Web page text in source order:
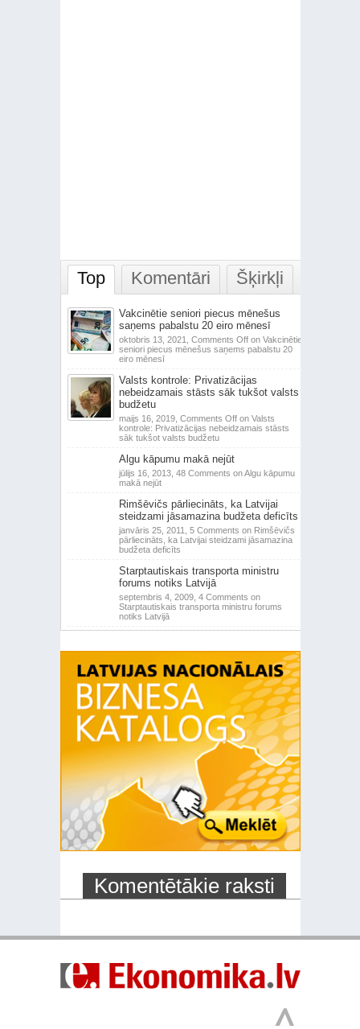
Top Komentāri Šķirkļi
Vakcinētie seniori piecus mēnešus
saņems pabalstu 20 eiro mēnesī
oktobris 13, 2021, Comments Offon Vakcinētie
seniori piecus mēnešus saņems pabalstu 20
eiro mēnesī
Valsts kontrole: Privatizācijas
nebeidzamais stāsts sāk tukšot valsts
budžetu
maijs 16, 2019, Comments Offon Valsts
kontrole: Privatizācijas nebeidzamais stāsts
sāk tukšot valsts budžetu
Algu kāpumu makā nejūt
jūlijs 16, 2013, 48 Comments on Algu kāpumu
makā nejūt
Rimšēvičs pārliecināts, ka Latvijai
steidzami jāsamazina budžeta deficīts
janvāris 25, 2011, 5 Comments on Rimšēvičs
pārliecināts, ka Latvijai steidzami jāsamazina
budžeta deficīts
Starptautiskais transporta ministru
forums notiks Latvijā
septembris 4, 2009, 4 Comments on
Starptautiskais transporta ministru forums
notiks Latvijā
Komentētākie raksti